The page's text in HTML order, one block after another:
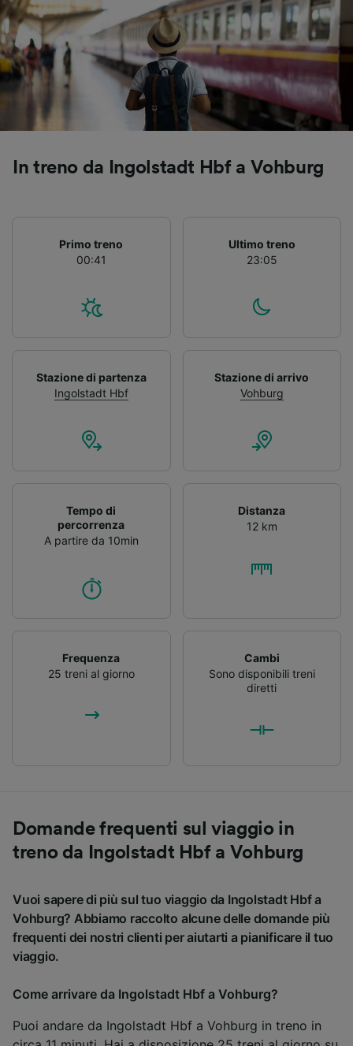
In treno da Ingolstadt Hbf a Vohburg
Primo treno
00:41
Ultimo treno
23:05
Stazione di partenza
Ingolstadt Hbf
Stazione di arrivo
Vohburg
Tempo di
percorrenza
A partire da 10min
Distanza
12 km
Frequenza
25 treni al giorno
Cambi
Sono disponibili treni
diretti
Domande frequenti sul viaggio in
treno da Ingolstadt Hbf a Vohburg
Vuoi sapere di più sul tuo viaggio da Ingolstadt Hbf a
Vohburg? Abbiamo raccolto alcune delle domande più
frequenti dei nostri clienti per aiutarti a pianificare il tuo
viaggio.
Come arrivare da Ingolstadt Hbf a Vohburg?
Puoi andare da Ingolstadt Hbf a Vohburg in treno in
Elenco dei partner (fornitori)